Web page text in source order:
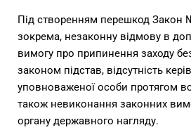
Під створенням перешкод Закон
зокрема, незаконну відмову в
вимогу про припинення заходу
законом підстав, відсутність
уповноваженої особи протягом
також невиконання законних
органу державного нагляду.